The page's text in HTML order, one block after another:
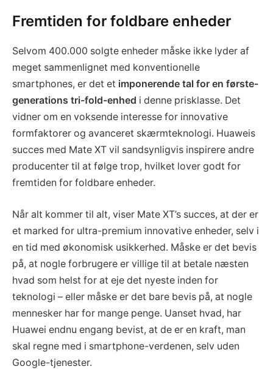
Fremtiden for foldbare enheder
Selvom 400.000 solgte enheder måske ikke lyder af
meget sammenlignet med konventionelle
smartphones, er det et imponerende tal for en første-
generations tri-fold-enhed i denne prisklasse. Det
vidner om en voksende interesse for innovative
formfaktorer og avanceret skærmteknologi. Huaweis
succes med Mate XT vil sandsynligvis inspirere andre
producenter til at følge trop, hvilket lover godt for
fremtiden for foldbare enheder.
Når alt kommer til alt, viser Mate XT’s succes, at der er
et marked for ultra-premium innovative enheder, selv i
en tid med økonomisk usikkerhed. Måske er det bevis
på, at nogle forbrugere er villige til at betale næsten
hvad som helst for at eje det nyeste inden for
teknologi – eller måske er det bare bevis på, at nogle
mennesker har for mange penge. Uanset hvad, har
Huawei endnu engang bevist, at de er en kraft, man
skal regne med i smartphone-verdenen, selv uden
Google-tjenester.